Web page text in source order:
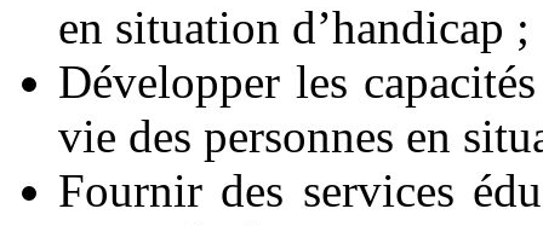
en situation d’handicap ;
Développer les
vie des personnes en
Fournir des services